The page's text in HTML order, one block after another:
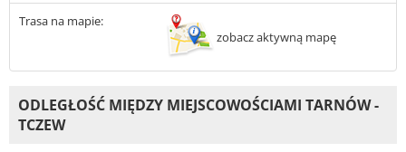
Trasa na mapie:
zobacz aktywną mapę
ODLEGŁOŚĆ MIĘDZY MIEJSCOWOŚCIAMI TARNÓW -
TCZEW